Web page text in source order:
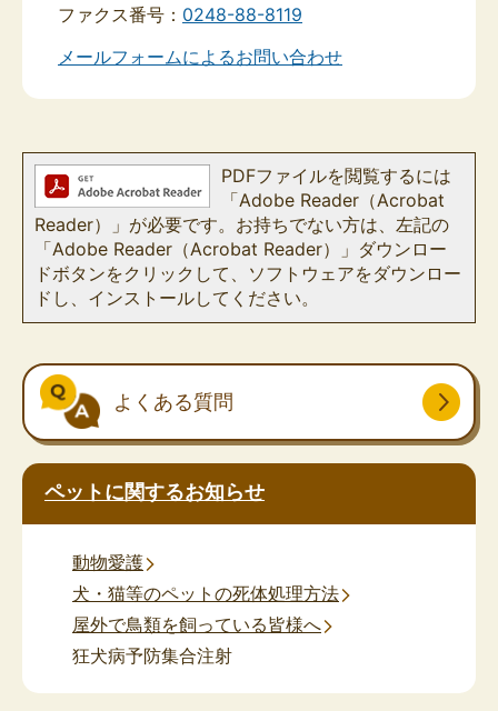
ファクス番号： 0248-88-8119
メールフォームによるお問い合わせ
PDFファイルを閲覧するには
「Adobe Reader（Acrobat
Reader）」が必要です。お持ちでない方は、左記の
「Adobe Reader（Acrobat Reader）」ダウンロー
ドボタンをクリックして、ソフトウェアをダウンロー
ドし、インストールしてください。
よくある質問
ペットに関するお知らせ
動物愛護
犬・猫等のペットの死体処理方法
屋外で鳥類を飼っている皆様へ
狂犬病予防集合注射